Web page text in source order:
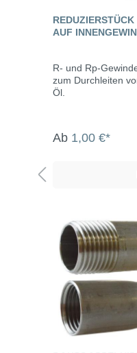
REDUZIERSTÜCK
UF
R- und Rp-
zum Durchleiten
Öl.
Ab 1,00 €*